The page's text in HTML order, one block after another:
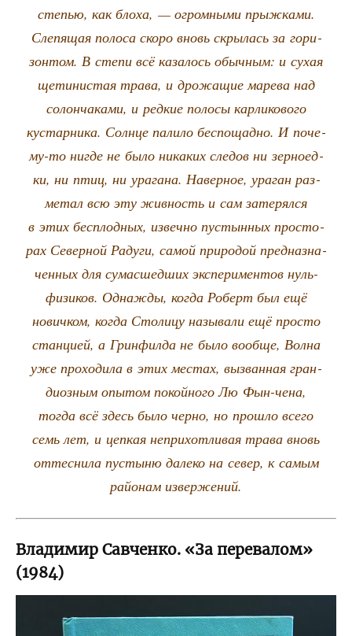
сте­пью, как бло­ха, — огром­ны­ми прыж­ка­ми.
Сле­пя­щая поло­са ско­ро вновь скры­лась за гори­
зон­том. В сте­пи всё каза­лось обыч­ным: и сухая
щети­ни­стая тра­ва, и дро­жа­щие маре­ва над
солон­ча­ка­ми, и ред­кие поло­сы кар­ли­ко­во­го
кустар­ни­ка. Солн­це пали­ло бес­по­щад­но. И поче­
му-то нигде не было ника­ких сле­дов ни зер­но­ед­
ки, ни птиц, ни ура­га­на. Навер­ное, ура­ган раз­
ме­тал всю эту жив­ность и сам зате­рял­ся
в этих бес­плод­ных, извеч­но пустын­ных про­сто­
рах Север­ной Раду­ги, самой при­ро­дой пред­на­зна­
чен­ных для сума­сшед­ших экс­пе­ри­мен­тов нуль-
физи­ков. Одна­жды, когда Роберт был ещё
нович­ком, когда Сто­ли­цу назы­ва­ли ещё про­сто
стан­ци­ей, а Грин­фил­да не было вооб­ще, Вол­на
уже про­хо­ди­ла в этих местах, вызван­ная гран­
ди­оз­ным опы­том покой­но­го Лю Фын-чена,
тогда всё здесь было чер­но, но про­шло все­го
семь лет, и цеп­кая непри­хот­ли­вая тра­ва вновь
оттес­ни­ла пусты­ню дале­ко на север, к самым
рай­о­нам извержений.
Владимир Савченко. «За перевалом»
(1984)